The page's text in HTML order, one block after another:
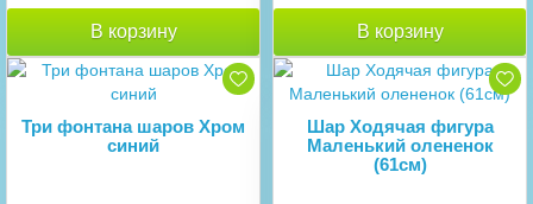
В корзину В корзину
Три фонтана шаров Хром
синий
Шар Ходячая фигура
Маленький олененок
(61см)